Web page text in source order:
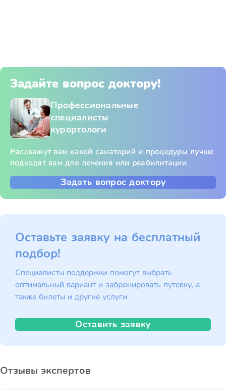
Задайте вопрос доктору!
Профессиональные
специалисты
курортологи
Расскажут вам какой санаторий и процедуры лучше
подходят вам для лечения или реабилитации
Задать вопрос доктору
Оставьте заявку на бесплатный
подбор!
Специалисты поддержки помогут выбрать
оптимальный вариант и забронировать путёвку, а
также билеты и другие услуги
Оставить заявку
Отзывы экспертов